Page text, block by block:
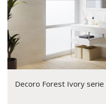
Decoro Forest Ivory serie